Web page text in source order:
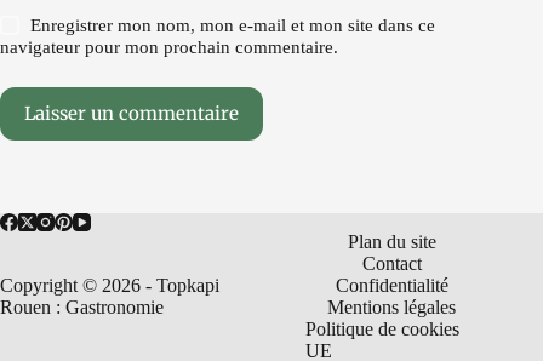
Enregistrer mon nom, mon e-mail et mon site dans ce
navigateur pour mon prochain commentaire.
Laisser un commentaire
Copyright © 2026 - Topkapi
Rouen : Gastronomie
Plan du site
Contact
Confidentialité
Mentions légales
Politique de cookies
UE